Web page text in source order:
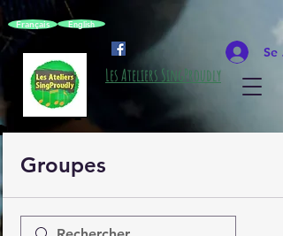
Français English
Se
Les Ateliers SingProudly
Groupes